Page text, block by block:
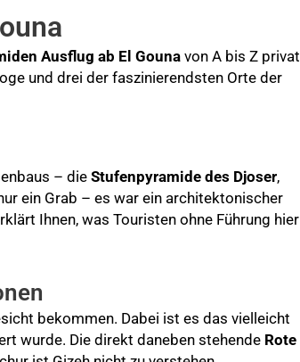
Ausflug ab El Gouna von A bis Z privat
und drei der faszinierendsten Orte der
– die Stufenpyramide des Djoser,
ein Grab – es war ein architektonischer
Ihnen, was Touristen ohne Führung hier
bekommen. Dabei ist es das vielleicht
wurde. Die direkt daneben stehende Rote